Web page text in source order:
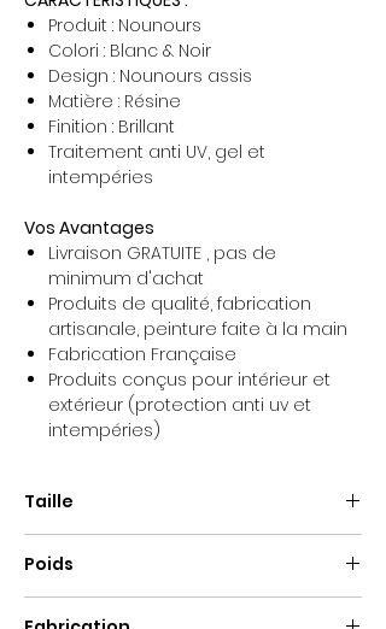
Produit : Nounours
Colori : Blanc & Noir
Design : Nounours assis
Matière : Résine
Finition : Brillant
Traitement anti UV, gel et
intempéries
Vos Avantages
Livraison GRATUITE , pas de
minimum d'achat
Produits de qualité, fabrication
artisanale, peinture faite à la main
Fabrication Française
Produits conçus pour intérieur et
extérieur (protection anti uv et
intempéries)
Taille
Poids